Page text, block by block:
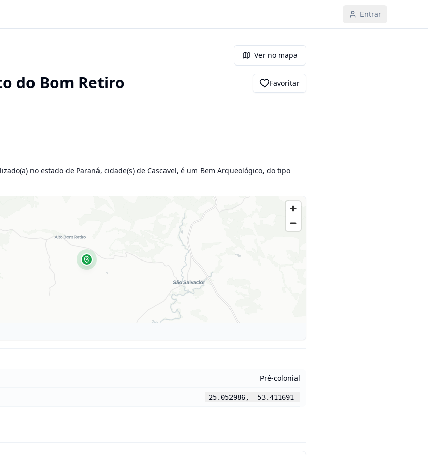
Entrar
Ver no mapa
do Bom Retiro Favoritar
no estado de Paraná, cidade(s) de Cascavel, é um Bem Arqueológico, do tipo
Pré-colonial
-25.052986, -53.411691